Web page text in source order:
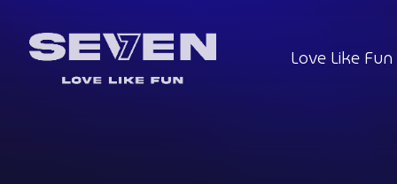
Love Like Fun